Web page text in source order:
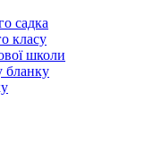
садка
класу
школи
бланку